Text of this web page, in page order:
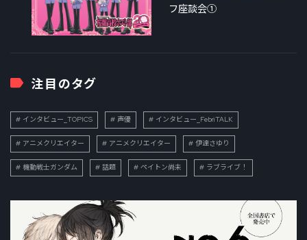
フ座談会①
注目のタグ
インタビュー_TOPICS 声優 インタビュー_FebriTALK
アニメクリエイター アニメクリエイター 伊達さゆり
機動戦士ガンダム 話題 ペイトン尚未 ラブライブ！